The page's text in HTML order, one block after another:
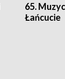
65.
Łańcucie